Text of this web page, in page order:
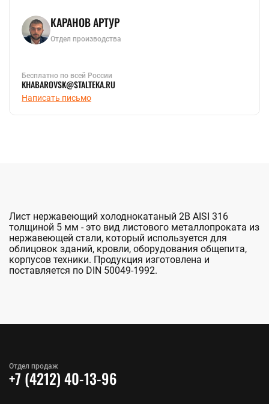
КАРАНОВ АРТУР
Отдел производства
Бесплатно по всей России
KHABAROVSK@STALTEKA.RU
Написать письмо
Лист нержавеющий холоднокатаный 2B AISI 316
толщиной 5 мм - это вид листового металлопроката из
нержавеющей стали, который используется для
облицовок зданий, кровли, оборудования общепита,
корпусов техники. Продукция изготовлена и
поставляется по DIN 50049-1992.
Отдел продаж
+7 (4212) 40-13-96